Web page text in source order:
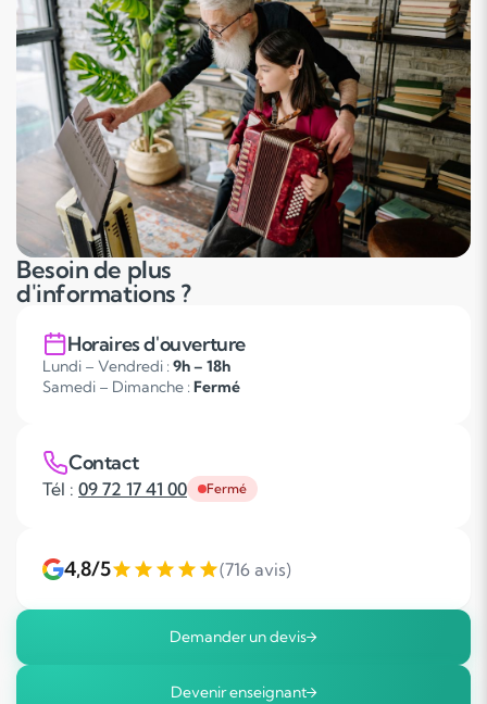
Besoin de plus
d'informations ?
Horaires d'ouverture
Lundi – Vendredi : 9h – 18h
Samedi – Dimanche : Fermé
Contact
Tél : 09 72 17 41 00 Fermé
4,8/5 (716 avis)
Demander un devis
Devenir enseignant